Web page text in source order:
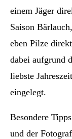
einem Jäger
Saison
eben Pilze
dabei aufgrund
liebste
eingelegt.
Besondere
und der